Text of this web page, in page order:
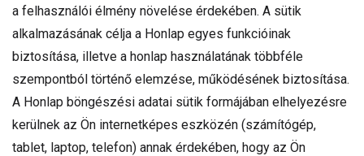
a felhasználói élmény növelése érdekében. A sütik
alkalmazásának célja a Honlap egyes funkcióinak
biztosítása, illetve a honlap használatának többféle
szempontból történő elemzése, működésének biztosítása.
A Honlap böngészési adatai sütik formájában elhelyezésre
kerülnek az Ön internetképes eszközén (számítógép,
tablet, laptop, telefon) annak érdekében, hogy az Ön